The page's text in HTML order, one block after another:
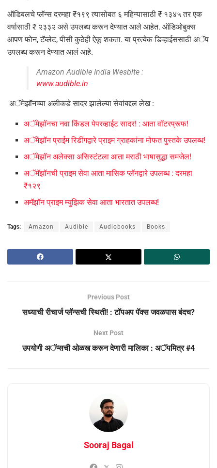
ऑडिबलचे प्लॅन्स दरमहा ₹१९९ त्यासोबत ६ महिन्यासाठी ₹ १३४५ तर एक
वर्षासाठी ₹ २३३२ असे उपलब्ध करून देण्यात आले आहेत. ऑडिओबुक्स
आपण फोन, टॅब्लेट, पीसी कुठेही ऐकू शकता. या प्रत्येक डिव्हाईससाठी अॅप
उपलब्ध करून देण्यात आलं आहे.
Amazon Audible India Wesbite :
www.audible.in
अॅमेझॉनच्या अलीकडे सादर झालेल्या सेवांबद्दल लेख :
अॅमेझॉनचा नवा किंडल पेपरव्हाईट सादर! : आता वॉटरप्रूफ!
अॅमेझॉन प्राईम रिडींगद्वारे प्राइम ग्राहकांना मोफत पुस्तके उपलब्ध!
अॅमेझॉन अलेक्सा असिस्टंटला आता मराठी भाषासुद्धा समजेल!
अॅमॅझॉनची प्राइम सेवा आता मासिक प्लॅनद्वारे उपलब्ध : दरमहा
₹१२९
अमॅझॉन प्राइम म्युझिक सेवा आता भारतात उपलब्ध!
Tags: Amazon Audible Audiobooks Books
Previous Post
सध्याची रीचार्ज प्लॅन्सची स्थिती! : टॉपअप पॅक्स जवळपास बंदच?
Next Post
उपयोगी अॅप्सची ओळख करून देणारी मालिका : अॅपमित्र #4
Sooraj Bagal